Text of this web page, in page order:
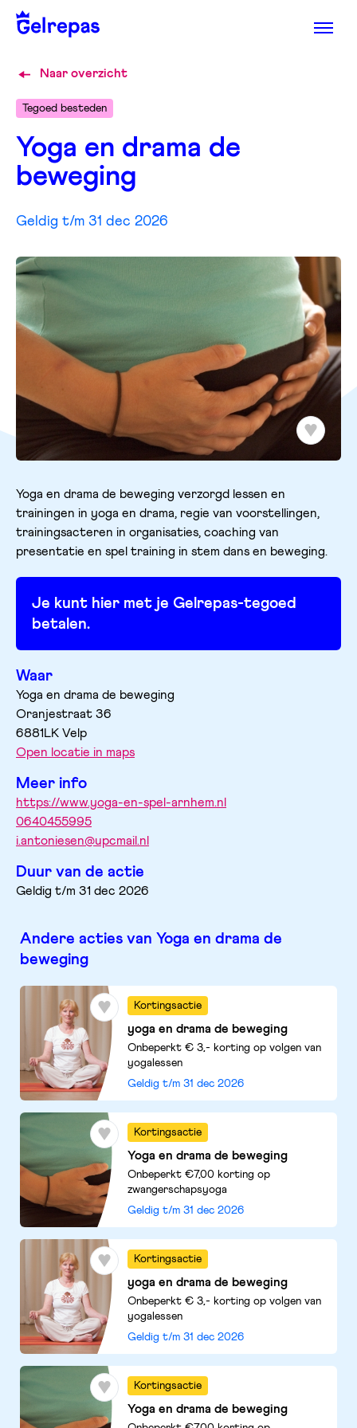
Naar overzicht
Tegoed besteden
Yoga en drama de
beweging
Geldig t/m 31 dec 2026
Yoga en drama de beweging verzorgd lessen en
trainingen in yoga en drama, regie van voorstellingen,
trainingsacteren in organisaties, coaching van
presentatie en spel training in stem dans en beweging.
Je kunt hier met je Gelrepas-tegoed
betalen.
Waar
Yoga en drama de beweging
Oranjestraat 36
6881LK Velp
Open locatie in maps
Meer info
https://www.yoga-en-spel-arnhem.nl
0640455995
i.antoniesen@upcmail.nl
Duur van de actie
Geldig t/m 31 dec 2026
Andere acties van Yoga en drama de
beweging
Kortingsactie
yoga en drama de beweging
Onbeperkt € 3,- korting op volgen van
yogalessen
Geldig t/m 31 dec 2026
Kortingsactie
Yoga en drama de beweging
Onbeperkt €7,00 korting op
zwangerschapsyoga
Geldig t/m 31 dec 2026
Kortingsactie
yoga en drama de beweging
Onbeperkt € 3,- korting op volgen van
yogalessen
Geldig t/m 31 dec 2026
Kortingsactie
Yoga en drama de beweging